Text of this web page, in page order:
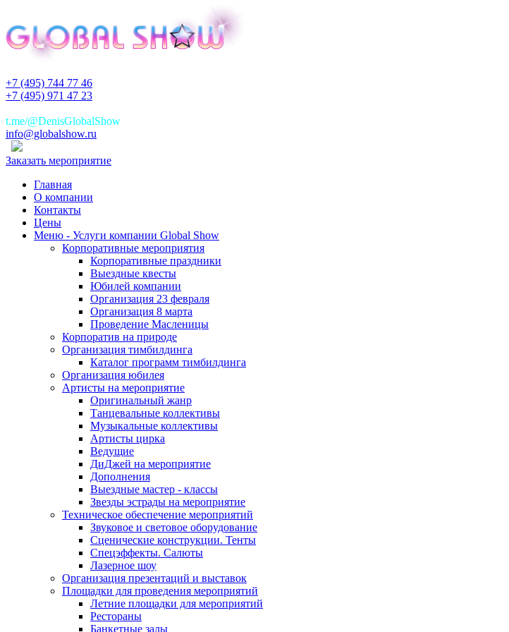
+7 (495) 744 77 46
+7 (495) 971 47 23
t.me/@DenisGlobalShow
info@globalshow.ru
Заказать мероприятие
Главная
О компании
Контакты
Цены
Меню - Услуги компании Global Show
Корпоративные мероприятия
Корпоративные праздники
Выездные квесты
Юбилей компании
Организация 23 февраля
Организация 8 марта
Проведение Масленицы
Корпоратив на природе
Организация тимбилдинга
Каталог программ тимбилдинга
Организация юбилея
Артисты на мероприятие
Оригинальный жанр
Танцевальные коллективы
Музыкальные коллективы
Артисты цирка
Ведущие
ДиДжей на мероприятие
Дополнения
Выездные мастер - классы
Звезды эстрады на мероприятие
Техническое обеспечение мероприятий
Звуковое и световое оборудование
Сценические конструкции. Тенты
Спецэффекты. Салюты
Лазерное шоу
Организация презентаций и выставок
Площадки для проведения мероприятий
Летние площадки для мероприятий
Рестораны
Банкетные залы